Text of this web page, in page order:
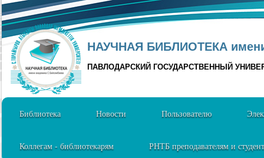
НАУЧНАЯ БИБЛИОТЕКА
ПАВЛОДАРСКИЙ ГОСУДАРСТВЕННЫЙ
Библиотека Новости Пользователю
Коллегам - библиотекарям РНТБ преподавателям и